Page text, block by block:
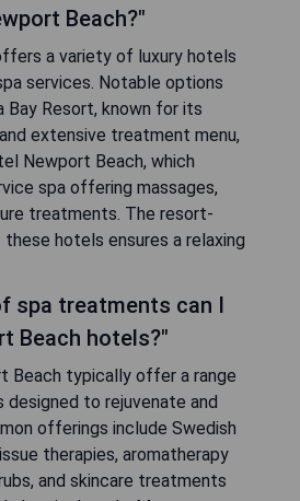
Beach?"
a variety of luxury hotels
services. Notable options
Bay Resort, known for its
extensive treatment menu,
Newport Beach, which
spa offering massages,
treatments. The resort-
hotels ensures a relaxing
spa treatments can I
Beach hotels?"
Beach typically offer a range
to rejuvenate and
offerings include Swedish
therapies, aromatherapy
and skincare treatments